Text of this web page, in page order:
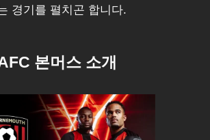
경기를 펼치곤 합니다.
본머스 소개